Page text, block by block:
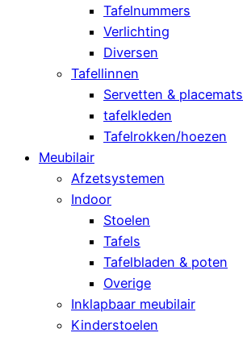
Tafelnummers
Verlichting
Diversen
Tafellinnen
Servetten & placemats
tafelkleden
Tafelrokken/hoezen
Meubilair
Afzetsystemen
Indoor
Stoelen
Tafels
Tafelbladen & poten
Overige
Inklapbaar meubilair
Kinderstoelen